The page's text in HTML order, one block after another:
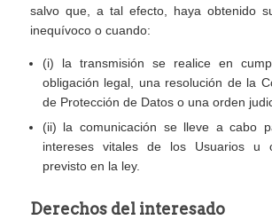
salvo que, a tal efecto, haya obtenido
inequívoco o cuando:
(i) la transmisión se realice en
obligación legal, una resolución de la
de Protección de Datos o una orden
(ii) la comunicación se lleve a cabo
intereses vitales de los Usuarios u
previsto en la ley.
Derechos del interesado